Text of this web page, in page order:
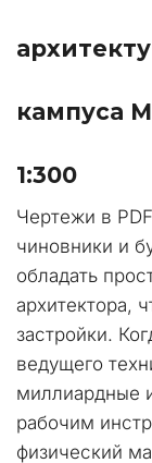
кампуса
1:300
Чертежи в
чиновники и
обладать
архитектора,
застройки.
ведущего
миллиардные
рабочим
физический